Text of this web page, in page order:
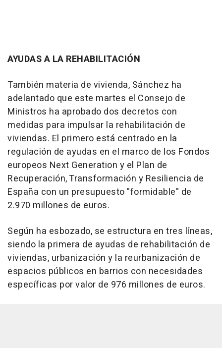
AYUDAS A LA REHABILITACIÓN
También materia de vivienda, Sánchez ha
adelantado que este martes el Consejo de
Ministros ha aprobado dos decretos con
medidas para impulsar la rehabilitación de
viviendas. El primero está centrado en la
regulación de ayudas en el marco de los Fondos
europeos Next Generation y el Plan de
Recuperación, Transformación y Resiliencia de
España con un presupuesto "formidable" de
2.970 millones de euros.
Según ha esbozado, se estructura en tres líneas,
siendo la primera de ayudas de rehabilitación de
viviendas, urbanización y la reurbanización de
espacios públicos en barrios con necesidades
específicas por valor de 976 millones de euros.